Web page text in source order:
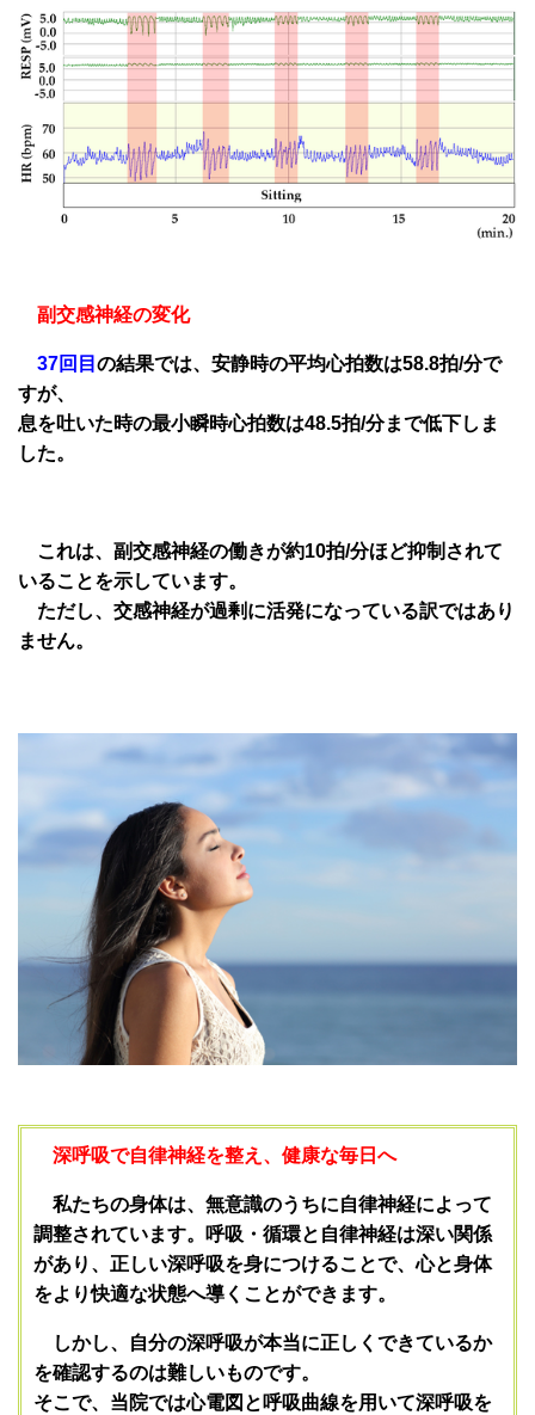
副交感神経の変化
37回目 の結果では、安静時の平均心拍数は58.8拍/分で
すが、
息を吐いた時の最小瞬時心拍数は48.5拍/分まで低下しま
した。
これは、副交感神経の働きが約10拍/分ほど抑制されて
いることを示しています。
ただし、交感神経が過剰に活発になっている訳ではあり
ません。
深呼吸で自律神経を整え、健康な毎日へ
私たちの身体は、無意識のうちに自律神経によって
調整されています。呼吸・循環と自律神経は深い関係
があり、正しい深呼吸を身につけることで、心と身体
をより快適な状態へ導くことができます。
しかし、自分の深呼吸が本当に正しくできているか
を確認するのは難しいものです。
そこで、当院では心電図と呼吸曲線を用いて深呼吸を